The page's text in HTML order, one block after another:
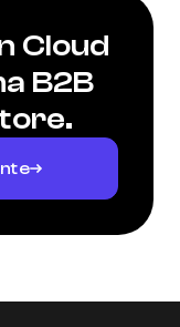
Cloud
B2B